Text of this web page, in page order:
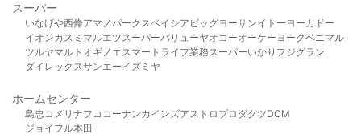
スーパー
いなげや西條アマノパークスベイシア ビッグヨーサンイトーヨーカドー
イオンカスミ マルエツ スーパーバリューヤオコーオーケー ヨークベニマル
ツルヤマルト オギノ エスマート ライフ業務スーパーいかり フジグラン
ダイレックスサンエーイズミヤ
ホームセンター
島忠 コメリ ナフコ コーナンカインズアストロプロダクツDCM
ジョイフル本田